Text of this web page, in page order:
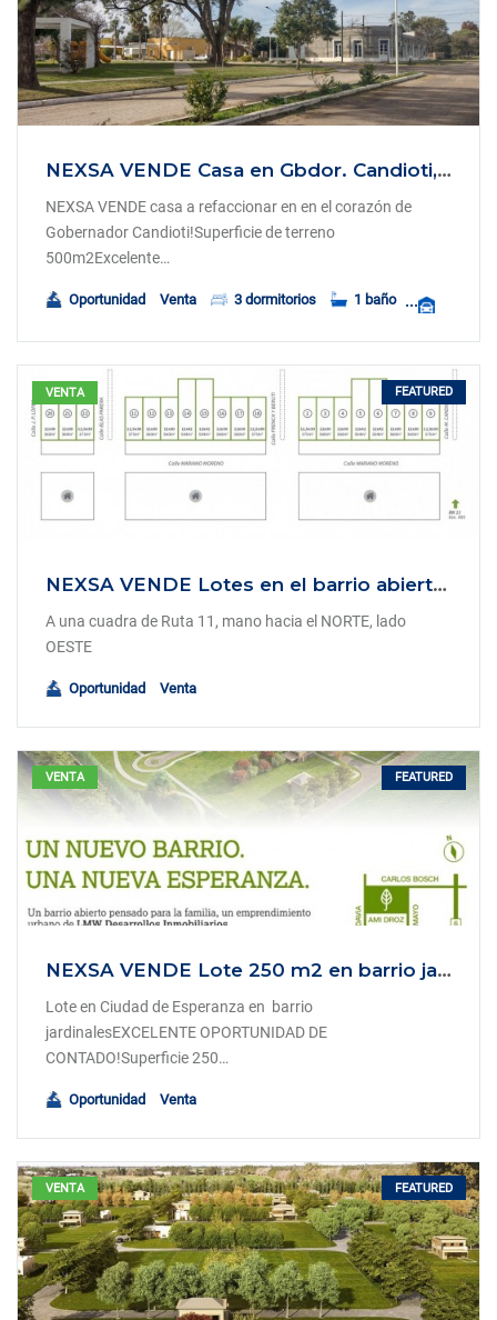
NEXSA VENDE Casa en Gbdor. Candioti, Santa Fe
NEXSA VENDE casa a refaccionar en en el corazón de
Gobernador Candioti!Superficie de terreno
500m2Excelente…
Oportunidad Venta 3 dormitorios 1 baño
FEATURED
VENTA
NEXSA VENDE Lotes en el barrio abierto Jardinales Candioti, en Gdor. Candioti, Santa Fe.
A una cuadra de Ruta 11, mano hacia el NORTE, lado
OESTE
Oportunidad Venta
FEATURED
VENTA
NEXSA VENDE Lote 250 m2 en barrio jardinales Esperanza, Santa Fe
Lote en Ciudad de Esperanza en barrio
jardinalesEXCELENTE OPORTUNIDAD DE
CONTADO!Superficie 250…
Oportunidad Venta
FEATURED
VENTA